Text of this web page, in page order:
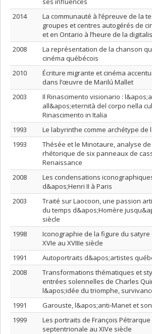
2014
La communauté à l’épreuve de la
groupes et centres autogérés de
et en Ontario à l’heure de la
2008
La représentation de la chanson
cinéma québécois
2010
Écriture migrante et cinéma
dans l’œuvre de Marilú Mallet
2003
Il Rinascimento visionario :
all&apos;eternità del corpo nella
Rinascimento in Italia
1993
Le labyrinthe comme archétype de
1993
Thésée et le Minotaure, analyse
rhétorique de six panneaux de
Renaissance
2008
Les condensations
d&apos;Henri II à Paris
2003
Traité sur Laocoon, une passion
du temps d&apos;Homère
siècle
1998
Iconographie de la figure du
XVIe au XVIIIe siècle
1991
Autoportraits d&apos;artistes
2008
Transformations thématiques et
entrées solennelles de Charles
l&apos;idée du triomphe,
1991
Garouste, l&apos;anti-Manet et
1999
Les portraits de François
septentrionale au XIVe siècle